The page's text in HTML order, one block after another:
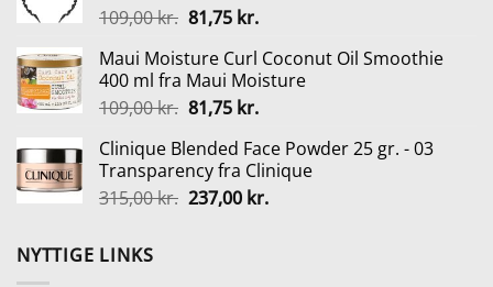
2.249,00 kr..
109,00kr. Den
pris
var:
109,00 kr..
81,75 kr.Den
pris
er:
81,75 kr..
Maui Moisture Curl Coconut Oil Smoothie
400 ml fra Maui Moisture
109,00kr. Den
pris
var:
109,00 kr..
81,75 kr.Den
pris
er:
81,75 kr..
Clinique Blended Face Powder 25 gr. - 03
Transparency fra Clinique
315,00kr. Den
237,00 kr.Den
NYTTIGE LINKS